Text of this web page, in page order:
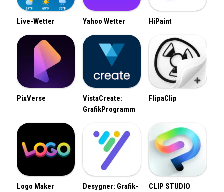
Live-Wetter Yahoo Wetter HiPaint
PixVerse
VistaCreate:
GrafikProgramm
FlipaClip
Logo Maker
Desygner: Grafik-
CLIP STUDIO